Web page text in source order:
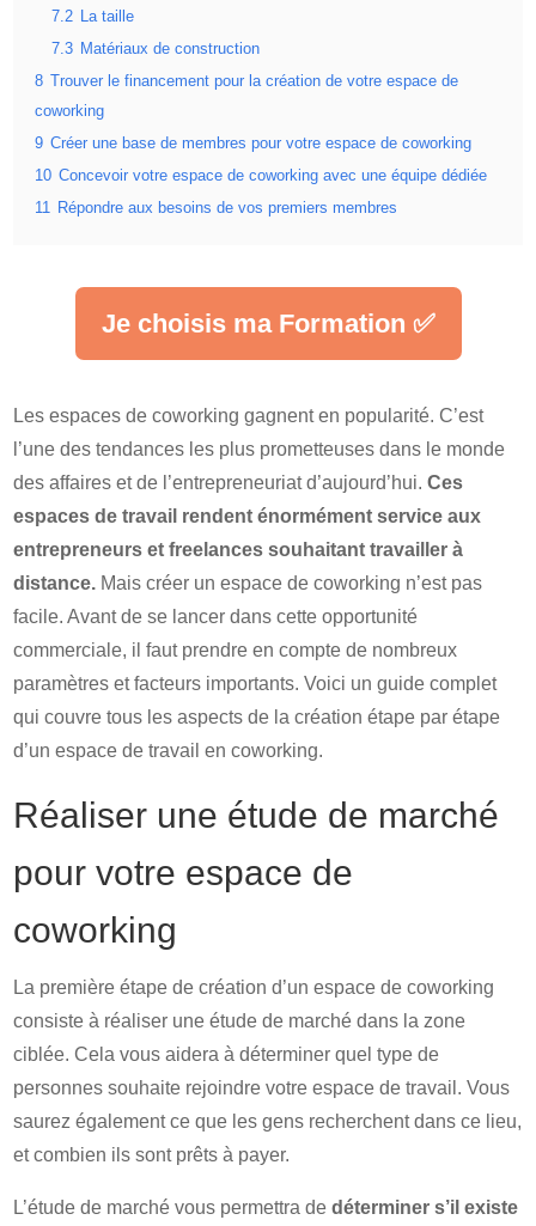
7.2 La taille
7.3 Matériaux de construction
8
Trouver le financement pour la création de votre espace de
coworking
9 Créer une base de membres pour votre espace de coworking
10 Concevoir votre espace de coworking avec une équipe dédiée
11 Répondre aux besoins de vos premiers membres
Je choisis ma Formation ✅
Les espaces de coworking gagnent en popularité. C’est
l’une des tendances les plus prometteuses dans le monde
des affaires et de l’entrepreneuriat d’aujourd’hui.Ces
espaces de travail rendent énormément service aux
entrepreneurs et freelances souhaitant travailler à
distance. Mais créer un espace de coworking n’est pas
facile. Avant de se lancer dans cette opportunité
commerciale, il faut prendre en compte de nombreux
paramètres et facteurs importants. Voici un guide complet
qui couvre tous les aspects de la création étape par étape
d’un espace de travail en coworking.
Réaliser une étude de marché
pour votre espace de
coworking
La première étape de création d’un espace de coworking
consiste à réaliser une étude de marché dans la zone
ciblée. Cela vous aidera à déterminer quel type de
personnes souhaite rejoindre votre espace de travail. Vous
saurez également ce que les gens recherchent dans ce lieu,
et combien ils sont prêts à payer.
L’étude de marché vous permettra dedéterminer s’il existe